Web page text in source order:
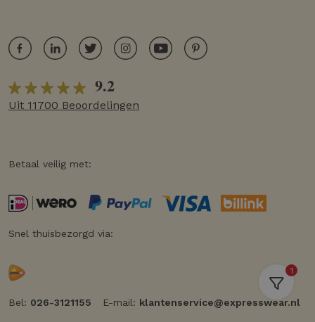
1
9.2
Uit 11700 Beoordelingen
Betaal veilig met:
Snel thuisbezorgd via:
Bel: 026-3121155 E-mail: klantenservice@expresswear.nl